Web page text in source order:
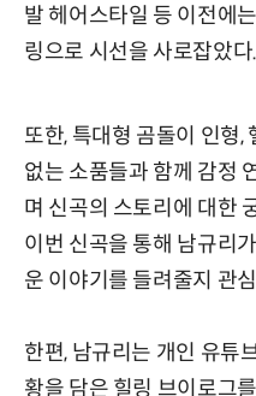
발 헤어스타일 등 이전에
링으로 시선을 사로잡았다.
또한, 특대형 곰돌이 인형,
없는 소품들과 함께 감정
며 신곡의 스토리에 대한
이번 신곡을 통해 남규리
운 이야기를 들려줄지 관
한편, 남규리는 개인 유튜
황을 담은 힐링 브이로그